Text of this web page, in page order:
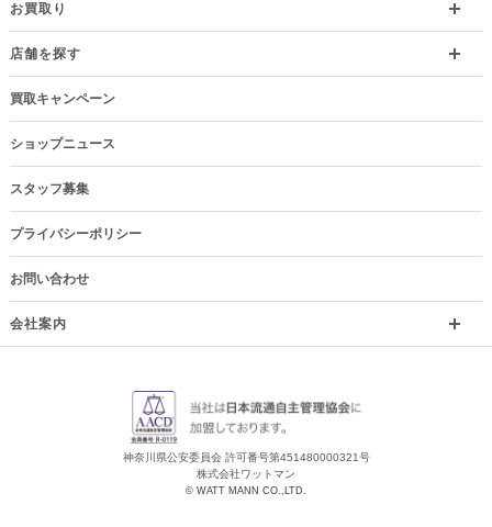
お買取り
店舗を探す
買取キャンペーン
ショップニュース
スタッフ募集
プライバシーポリシー
お問い合わせ
会社案内
神奈川県公安委員会 許可番号第451480000321号
株式会社ワットマン
© WATT MANN CO.,LTD.